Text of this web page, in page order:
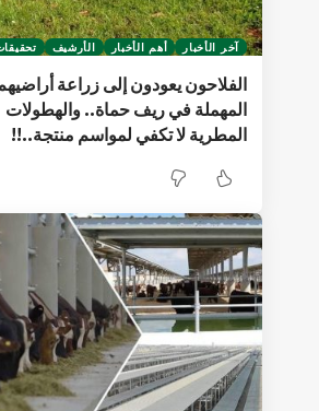
آخر الأخبار أهم الأخبار الأرشيف
الفلاحون يعودون إلى زراعة
المهملة في ريف حماة.. والهطولات
المطرية لا تكفي لمواسم منتجة..!!